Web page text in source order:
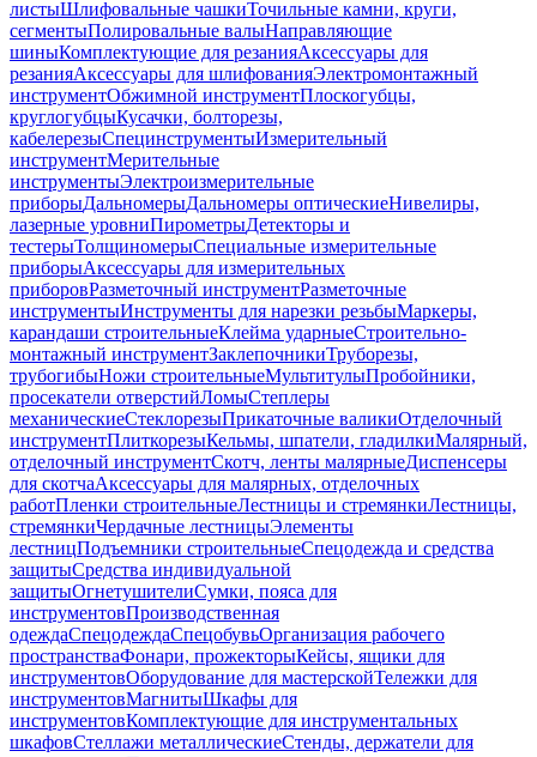
листыШлифовальные чашкиТочильные камни, круги,
сегментыПолировальные валыНаправляющие
шиныКомплектующие для резанияАксессуары для
резанияАксессуары для шлифованияЭлектромонтажный
инструментОбжимной инструментПлоскогубцы,
круглогубцыКусачки, болторезы,
кабелерезыСпецинструментыИзмерительный
инструментМерительные
инструментыЭлектроизмерительные
приборыДальномерыДальномеры оптическиеНивелиры,
лазерные уровниПирометрыДетекторы и
тестерыТолщиномерыСпециальные измерительные
приборыАксессуары для измерительных
приборовРазметочный инструментРазметочные
инструментыИнструменты для нарезки резьбыМаркеры,
карандаши строительныеКлейма ударныеСтроительно-
монтажный инструментЗаклепочникиТруборезы,
трубогибыНожи строительныеМультитулыПробойники,
просекатели отверстийЛомыСтеплеры
механическиеСтеклорезыПрикаточные валикиОтделочный
инструментПлиткорезыКельмы, шпатели, гладилкиМалярный,
отделочный инструментСкотч, ленты малярныеДиспенсеры
для скотчаАксессуары для малярных, отделочных
работПленки строительныеЛестницы и стремянкиЛестницы,
стремянкиЧердачные лестницыЭлементы
лестницПодъемники строительныеСпецодежда и средства
защитыСредства индивидуальной
защитыОгнетушителиСумки, пояса для
инструментовПроизводственная
одеждаСпецодеждаСпецобувьОрганизация рабочего
пространстваФонари, прожекторыКейсы, ящики для
инструментовОборудование для мастерскойТележки для
инструментовМагнитыШкафы для
инструментовКомплектующие для инструментальных
шкафовСтеллажи металлическиеСтенды, держатели для